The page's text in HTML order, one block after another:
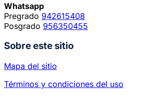
Whatsapp
Pregrado 942615408
Posgrado 956350455
Sobre este sitio
Mapa del sitio
Términos y condiciones del uso